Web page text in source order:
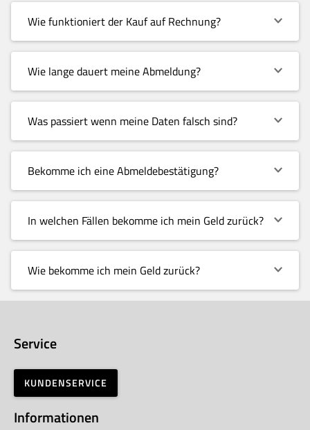
Wie funktioniert der Kauf auf Rechnung?
Wie lange dauert meine Abmeldung?
Was passiert wenn meine Daten falsch sind?
Bekomme ich eine Abmeldebestätigung?
In welchen Fällen bekomme ich mein Geld zurück?
Wie bekomme ich mein Geld zurück?
Service
KUNDENSERVICE
Informationen